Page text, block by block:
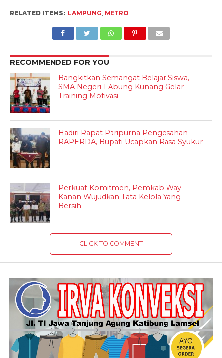
RELATED ITEMS: LAMPUNG, METRO
RECOMMENDED FOR YOU
Bangkitkan Semangat Belajar Siswa,
SMA Negeri 1 Abung Kunang Gelar
Training Motivasi
Hadiri Rapat Paripurna Pengesahan
RAPERDA, Bupati Ucapkan Rasa Syukur
Perkuat Komitmen, Pemkab Way
Kanan Wujudkan Tata Kelola Yang
Bersih
CLICK TO COMMENT